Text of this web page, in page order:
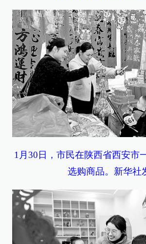
1月30日，市民在陕西省西安市
选购商品。新华社